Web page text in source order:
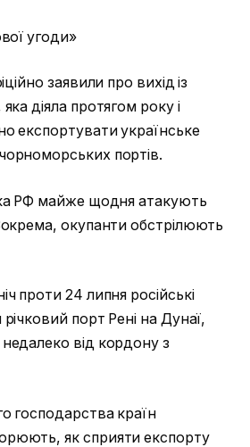
угоди»
заявили про вихід із
діяла протягом року і
експортувати українське
портів.
РФ майже щодня атакують
окупанти обстрілюють
проти 24 липня російські
порт Рені на Дунаї,
від кордону з
господарства країн
як сприяти експорту